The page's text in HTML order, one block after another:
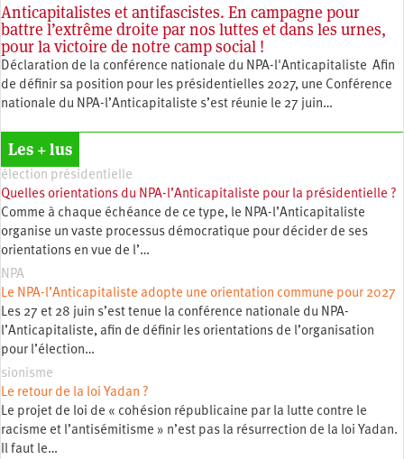
Anticapitalistes et antifascistes. En campagne pour
battre l’extrême droite par nos luttes et dans les urnes,
pour la victoire de notre camp social !
Déclaration de la conférence nationale du NPA-l'Anticapitaliste Afin
de définir sa position pour les présidentielles 2027, une Conférence
nationale du NPA-l’Anticapitaliste s’est réunie le 27 juin…
Les + lus
élection présidentielle
Quelles orientations du NPA-l’Anticapitaliste pour la présidentielle ?
Comme à chaque échéance de ce type, le NPA-l’Anticapitaliste
organise un vaste processus démocratique pour décider de ses
orientations en vue de l’…
NPA
Le NPA-l’Anticapitaliste adopte une orientation commune pour 2027
Les 27 et 28 juin s’est tenue la conférence nationale du NPA-
l’Anticapitaliste, afin de définir les orientations de l’organisation
pour l’élection…
sionisme
Le retour de la loi Yadan ?
Le projet de loi de « cohésion républicaine par la lutte contre le
racisme et l’antisémitisme » n’est pas la résurrection de la loi Yadan.
Il faut le…